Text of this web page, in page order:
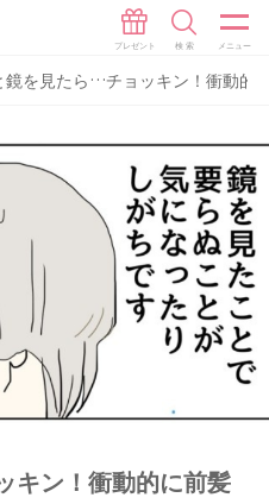
鏡を見たら…チョッキン！衝動的
キン！衝動的に前髪